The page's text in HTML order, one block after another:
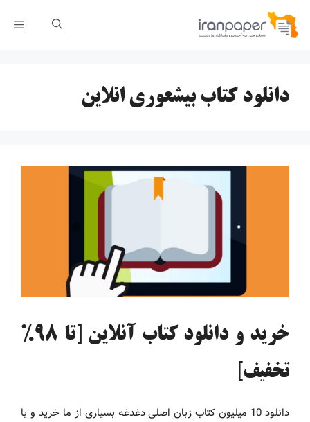
پرش
دانلود کتاب بیشعوری انلاین
خرید و دانلود کتاب آنلاین [تا 98%
تخفیف]
دانلود 10 میلیون کتاب زبان اصلی دغدغه بسیاری از ما خرید و یا